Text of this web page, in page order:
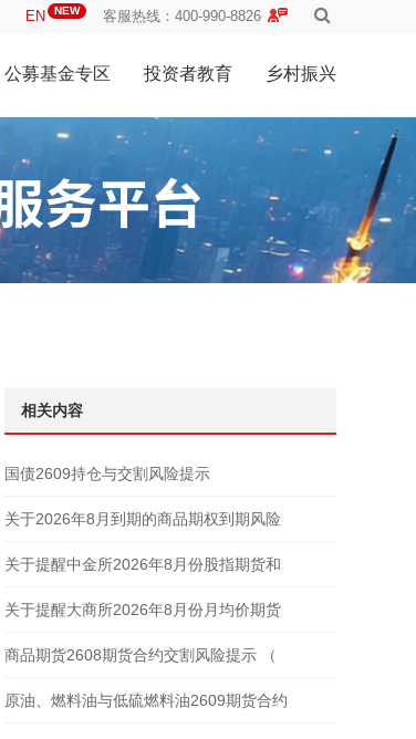
EN NEW 客服热线：400-990-8826
公募基金专区 投资者教育 乡村振兴
相关内容
国债2609持仓与交割风险提示
关于2026年8月到期的商品期权到期风险
关于提醒中金所2026年8月份股指期货和
关于提醒大商所2026年8月份月均价期货
商品期货2608期货合约交割风险提示 （
原油、燃料油与低硫燃料油2609期货合约